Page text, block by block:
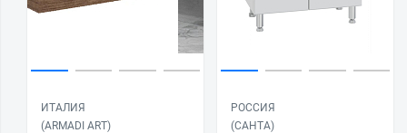
ИТАЛИЯ
(ARMADI ART)
РОССИЯ
(САНТА)